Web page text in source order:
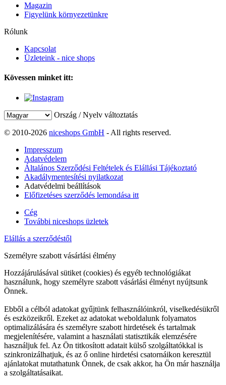
Magazin
Figyelünk környezetünkre
Rólunk
Kapcsolat
Üzleteink - nice shops
Kövessen minket itt:
Ország / Nyelv változtatás
© 2010-2026 niceshops GmbH - All rights reserved.
Impresszum
Adatvédelem
Általános Szerződési Feltételek és Elállási Tájékoztató
Akadálymentesítési nyilatkozat
Adatvédelmi beállítások
Előfizetéses szerződés lemondása itt
Cég
További niceshops üzletek
Elállás a szerződéstől
Személyre szabott vásárlási élmény
Hozzájárulásával sütiket (cookies) és egyéb technológiákat
használunk, hogy személyre szabott vásárlási élményt nyújtsunk
Önnek.
Ebből a célból adatokat gyűjtünk felhasználóinkról, viselkedésükről
és eszközeikről. Ezeket az adatokat weboldalunk folyamatos
optimalizálására és személyre szabott hirdetések és tartalmak
megjelenítésére, valamint a használati statisztikák elemzésére
használjuk fel. Az Ön titkosított adatait külső szolgáltatókkal is
szinkronizálhatjuk, és az ő online hirdetési csatornáikon keresztül
ajánlatokat mutathatunk Önnek, de csak akkor, ha Ön már használja
a szolgáltatásaikat.